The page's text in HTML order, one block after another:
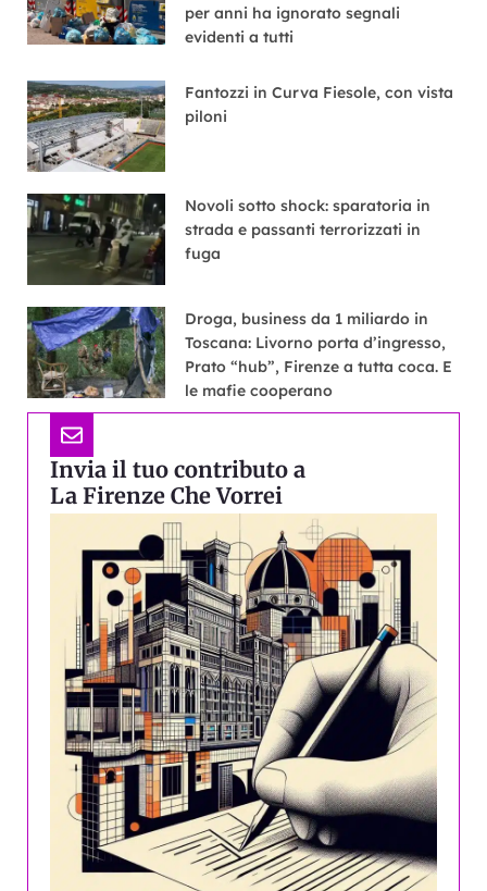
per anni ha ignorato segnali
evidenti a tutti
Fantozzi in Curva Fiesole, con vista
piloni
Novoli sotto shock: sparatoria in
strada e passanti terrorizzati in
fuga
Droga, business da 1 miliardo in
Toscana: Livorno porta d’ingresso,
Prato “hub”, Firenze a tutta coca. E
le mafie cooperano
Invia il tuo contributo a
La Firenze Che Vorrei